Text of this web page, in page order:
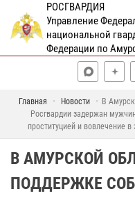
РОСГВАРДИЯ
Управление
национальной
Федерации по
Главная Новости
В
Росгвардии задержан
проституцией и вовлечение
В АМУРСКОЙ
ПОДДЕРЖКЕ